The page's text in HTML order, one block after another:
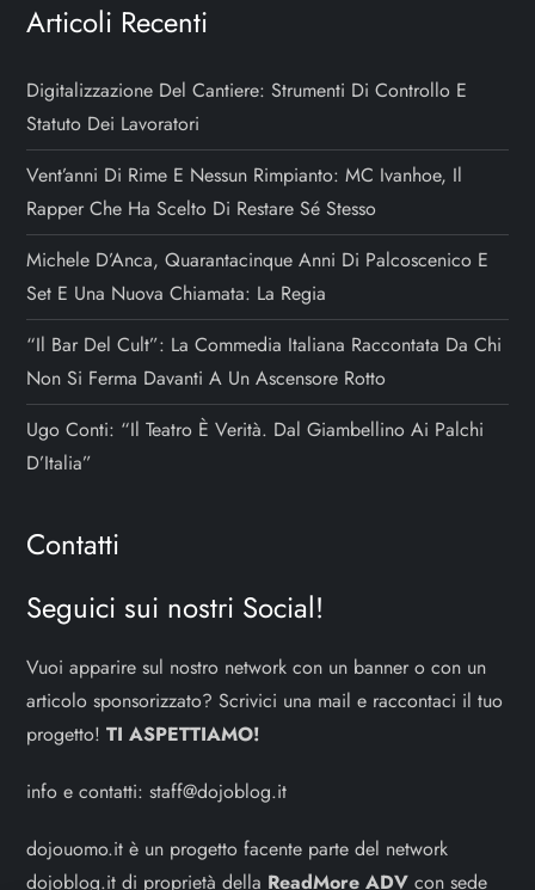
Articoli Recenti
Digitalizzazione Del Cantiere: Strumenti Di Controllo E
Statuto Dei Lavoratori
Vent’anni Di Rime E Nessun Rimpianto: MC Ivanhoe, Il
Rapper Che Ha Scelto Di Restare Sé Stesso
Michele D’Anca, Quarantacinque Anni Di Palcoscenico E
Set E Una Nuova Chiamata: La Regia
“Il Bar Del Cult”: La Commedia Italiana Raccontata Da Chi
Non Si Ferma Davanti A Un Ascensore Rotto
Ugo Conti: “Il Teatro È Verità. Dal Giambellino Ai Palchi
D’Italia”
Contatti
Seguici sui nostri Social!
Vuoi apparire sul nostro network con un banner o con un
articolo sponsorizzato? Scrivici una mail e raccontaci il tuo
progetto!TI ASPETTIAMO!
info e contatti:staff@dojoblog.it
dojouomo.it è un progetto facente parte del network
dojoblog.it di proprietà della ReadMore ADV con sede